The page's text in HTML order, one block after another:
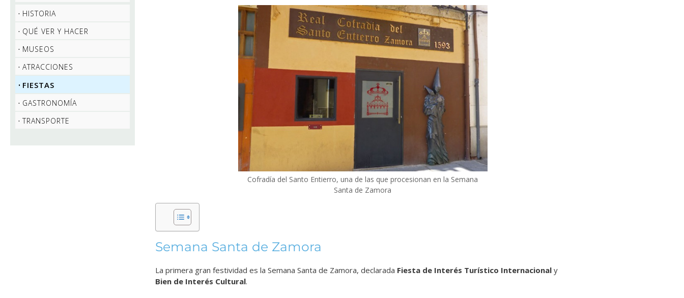
HISTORIA
QUÉ VER Y HACER
MUSEOS
ATRACCIONES
FIESTAS
GASTRONOMÍA
TRANSPORTE
Cofradía del Santo Entierro, una de las que procesionan en la Semana
Santa de Zamora
Semana Santa de Zamora
La primera gran festividad es la Semana Santa de Zamora, declarada Fiesta de Interés Turístico Internacional y
Bien de Interés Cultural.